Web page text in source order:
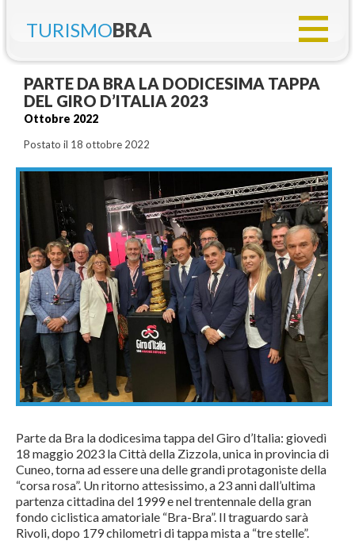
TURISMOBRA
PARTE DA BRA LA DODICESIMA TAPPA
DEL GIRO D’ITALIA 2023
Ottobre 2022
Postato il 18 ottobre 2022
Parte da Bra la dodicesima tappa del Giro d’Italia: giovedì
18 maggio 2023 la Città della Zizzola, unica in provincia di
Cuneo, torna ad essere una delle grandi protagoniste della
“corsa rosa”. Un ritorno attesissimo, a 23 anni dall’ultima
partenza cittadina del 1999 e nel trentennale della gran
fondo ciclistica amatoriale “Bra-Bra”. Il traguardo sarà
Rivoli, dopo 179 chilometri di tappa mista a “tre stelle”.